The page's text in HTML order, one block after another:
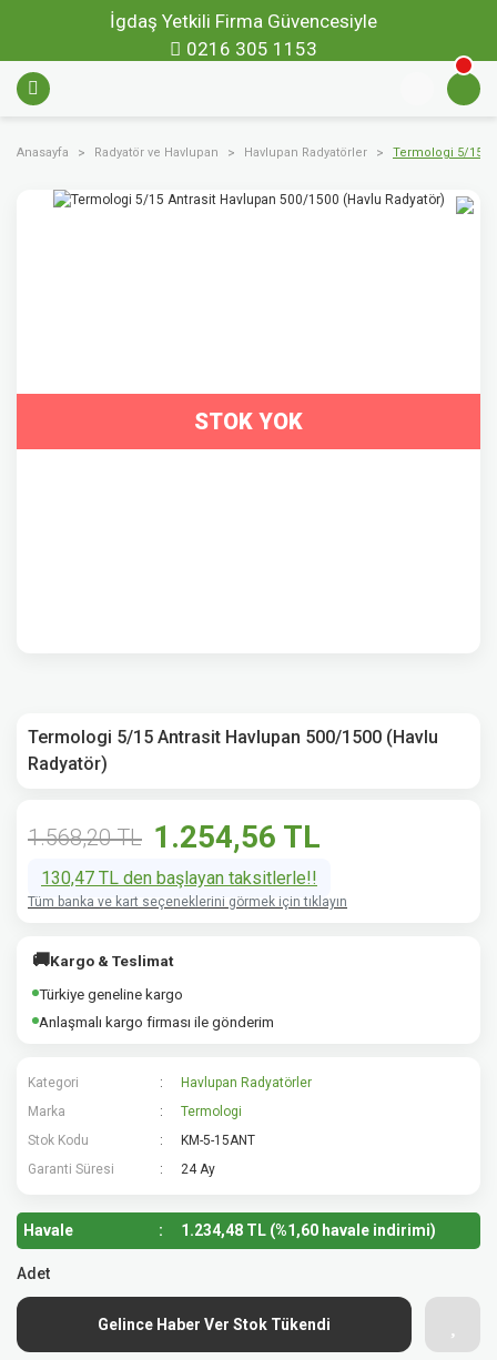
İgdaş Yetkili Firma Güvencesiyle
0216 305 1153
Anasayfa Radyatör ve Havlupan Havlupan Radyatörler Termologi 5/15
STOK YOK
Termologi 5/15 Antrasit Havlupan 500/1500 (Havlu
Radyatör)
1.568,20 TL 1.254,56 TL
130,47 TL den başlayan taksitlerle!!
Tüm banka ve kart seçeneklerini görmek için tıklayın
🚚Kargo & Teslimat
Türkiye geneline kargo
Anlaşmalı kargo firması ile gönderim
Kategori
Havlupan Radyatörler
Marka
Termologi
Stok Kodu
KM-5-15ANT
Garanti Süresi
24 Ay
Havale 1.234,48 TL (%1,60 havale indirimi)
Adet
Gelince Haber Ver Stok Tükendi